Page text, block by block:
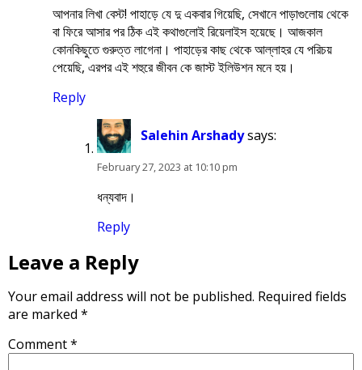
আপনার লিখা বেস্ট! পাহাড়ে যে দু একবার গিয়েছি, সেখানে পাড়াগুলোয় থেকে
বা ফিরে আসার পর ঠিক এই কথাগুলোই রিয়েলাইস হয়েছে। আজকাল
কোনকিছুতে গুরুত্ত লাগেনা। পাহাড়ের কাছ থেকে আল্লাহর যে পরিচয়
পেয়েছি, এরপর এই শহুরে জীবন কে জাস্ট ইলিউশন মনে হয়।
Reply
Salehin Arshadysays:
February 27, 2023 at 10:10 pm
ধন্যবাদ।
Reply
Leave a Reply
Your email address will not be published. Required fields
are marked *
Comment*